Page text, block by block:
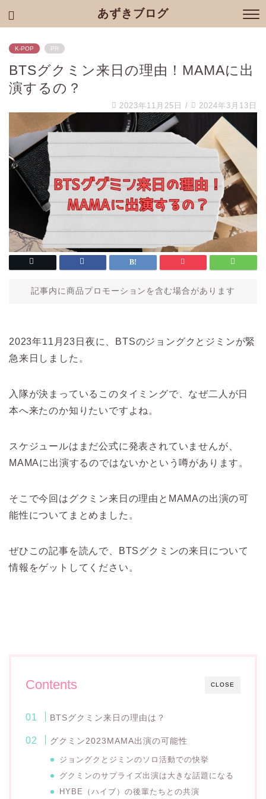
あずきブログ
K-POP PR
BTSグクミン来日の理由！MAMAに出
演するの？
2023年11月25日 / 2024年3月13日
記事内に商品プロモーションを含む場合があります
2023年11月23日夜に、BTSのジョングクとジミンが緊
急来日しました。
入隊が決まっているこのタイミングで、なぜ二人が日
本へ来たのか知りたいですよね。
スケジュールはまだ公式に発表されていませんが、
MAMAに出演するのではないかという噂があります。
そこで今回はグクミン来日の理由とMAMAの出演の可
能性についてまとめました。
ぜひこの記事を読んで、BTSグクミンの来日について
情報をゲットしてください。
CLOSE
Contents
BTSグクミン来日の理由は？
グクミン2023MAMA出演の可能性
ジョングクとジミンのソロ活動での快挙
グクミンのサプライズ出演は大きな話題になる
HYBE（ハイブ）の後輩たちとの共演